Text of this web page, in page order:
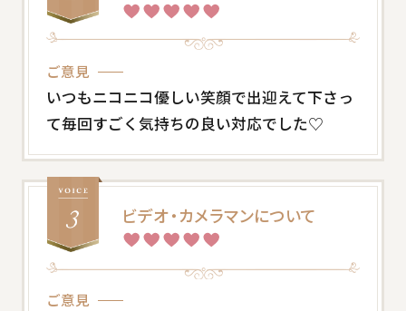
ご意見
いつもニコニコ優しい笑顔で出迎えて下さっ
て毎回すごく気持ちの良い対応でした♡
ビデオ・カメラマンについて
ご意見